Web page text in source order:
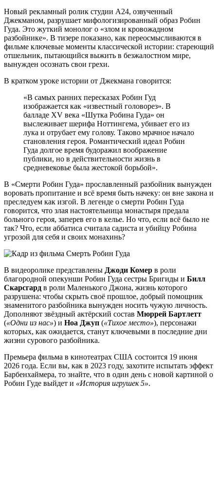
Новый рекламный ролик студии A24, озвученный
Джекманом, разрушает мифологизированный образ Робин
Гуда. Это жуткий монолог о «злом и кровожадном
разбойнике». В тизере показано, как переосмысливаются в
фильме ключевые моменты классической истории: стареющий
отшельник, пытающийся выжить в безжалостном мире,
вынужден осознать свои грехи.
В кратком уроке истории от Джекмана говорится:
«В самых ранних пересказах Робин Гуд
изображается как «известный головорез». В
балладе XV века «Шутка Робина Гуда» он
выслеживает шерифа Ноттингема, убивает его из
лука и отрубает ему голову. Таково мрачное начало
становления героя. Романтический идеал Робин
Гуда долгое время будоражил воображение
публики, но в действительности жизнь в
средневековье была жестокой борьбой».
В «Смерти Робин Гуда» прославленный разбойник вынужден
воровать пропитание и всё время быть начеку: он вне закона и
преследуем как изгой. В легенде о смерти Робин Гуда
говорится, что злая настоятельница монастыря предала
больного героя, заперев его в келье. Но что, если всё было не
так? Что, если аббатиса считала садиста и убийцу Робина
угрозой для себя и своих монахинь?
В видеоролике представлены Джоди Комер в роли
благородной опекунши Робин Гуда сестры Бригиды и Билл
Скарсгард в роли Маленького Джона, жизнь которого
разрушена: чтобы скрыть своё прошлое, добрый помощник
знаменитого разбойника вынужден носить чужую личность.
Дополняют звёздный актёрский состав Мюррей Бартлетт
(«Одни из нас») и Ноа Джуп («Тихое место»), персонажи
которых, как ожидается, станут ключевыми в последние дни
жизни сурового разбойника.
Премьера фильма в кинотеатрах США состоится 19 июня
2026 года. Если вы, как в 2023 году, захотите испытать эффект
Барбенхаймера, то знайте, что в один день с новой картиной о
Робин Гуде выйдет и «История игрушек 5».